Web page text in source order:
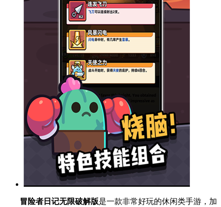
冒险者日记无限破解版是一款非常好玩的休闲类手游，加